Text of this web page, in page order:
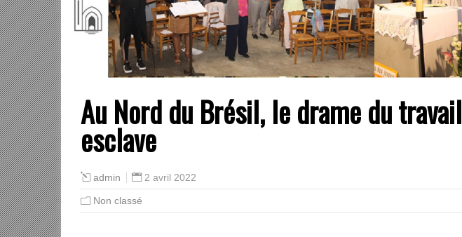
Au Nord du Brésil, le drame du travail
esclave
admin 2 avril 2022
Non classé